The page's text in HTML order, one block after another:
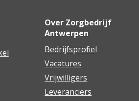
Over Zorgbedrijf
Antwerpen
Bedrijfsprofiel
Vacatures
Vrijwilligers
Leveranciers